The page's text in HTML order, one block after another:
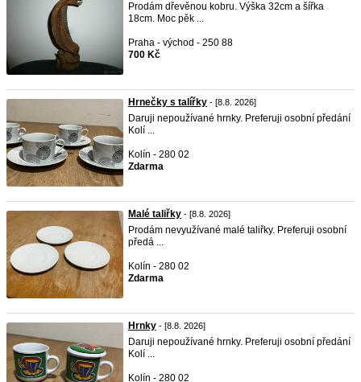
Prodám dřevěnou kobru. Výška 32cm a šířka
18cm. Moc pěk ...
Praha - východ - 250 88
700 Kč
Hrnečky s talířky - [8.8. 2026]
Daruji nepoužívané hrnky. Preferuji osobní předání
Kolí ...
Kolín - 280 02
Zdarma
Malé taliřky - [8.8. 2026]
Prodám nevyužívané malé taliřky. Preferuji osobní
předá ...
Kolín - 280 02
Zdarma
Hrnky - [8.8. 2026]
Daruji nepoužívané hrnky. Preferuji osobní předání
Kolí ...
Kolín - 280 02